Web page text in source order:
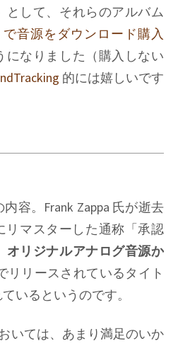
として、それらのアルバム
で音源をダウンロード購入
になりました（購入しない
的には嬉しいです
容。Frank Zappa 氏が逝去
リマスターした通称「承認
オリジナルアナログ音源か
リリースされているタイト
いるというのです。
いては、あまり満足のいか